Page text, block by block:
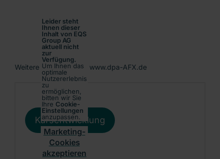
Weitere Informationen: www.dpa-AFX.de
Leider steht
Ihnen dieser
Inhalt von EQS
Group AG
aktuell nicht
zur
Verfügung.
Um Ihnen das
optimale
Nutzererlebnis
zu
ermöglichen,
bitten wir Sie
Ihre Cookie-
Einstellungen
anzupassen.
Marketing-
Cookies
akzeptieren
Kursentwicklung